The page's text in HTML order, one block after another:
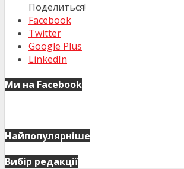
Поделиться!
Facebook
Twitter
Google Plus
LinkedIn
Ми на Facebook
Найпопулярніше
Вибір редакції